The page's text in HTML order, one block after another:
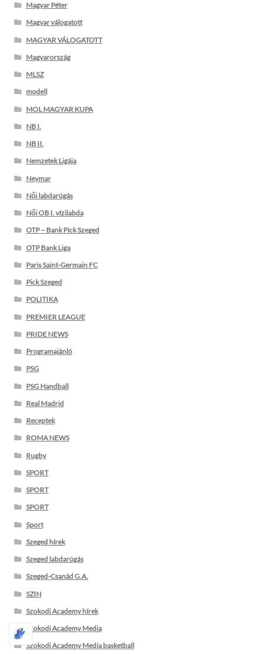
Magyar Péter
Magyar válogatott
MAGYAR VÁLOGATOTT
Magyarország
MLSZ
modell
MOL MAGYAR KUPA
NB I.
NB II.
Nemzetek Ligája
Neymar
Női labdarúgás
Női OB I. vízilabda
OTP – Bank Pick Szeged
OTP Bank Liga
Paris Saint-Germain FC
Pick Szeged
POLITIKA
PREMIER LEAGUE
PRIDE NEWS
Programajánló
PSG
PSG Handball
Real Madrid
Receptek
ROMA NEWS
Rugby
SPORT
SPORT
SPORT
Sport
Szeged hírek
Szeged labdarúgás
Szeged-Csanád G.A.
SZIN
Szokodi Academy hírek
Szokodi Academy Media
Szokodi Academy Media basketball